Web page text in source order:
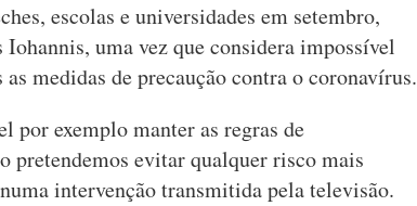
escolas e universidades em setembro,
uma vez que considera impossível
medidas de precaução contra o coronavírus.
por exemplo manter as regras de
pretendemos evitar qualquer risco mais
intervenção transmitida pela televisão.